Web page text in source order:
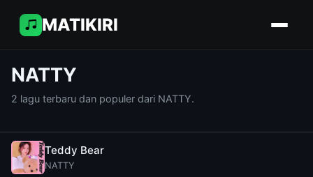
MATIKIRI
NATTY
2 lagu terbaru dan populer dari NATTY.
Teddy Bear
NATTY